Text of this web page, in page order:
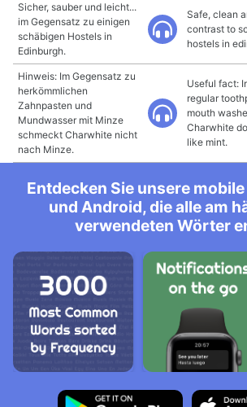
Sicher, sauber und leicht...
im Gegensatz zu einigen
schäbigen Hostels in
Edinburgh.
Safe, clean
contrast to
hostels in
Hinweis: Im Gegensatz zu
herkömmlichen
Zahnpasten und
Mundwasser mit Minze
schmeckt Charwhite nicht
nach Minze.
Useful fact:
regular
mouth
Charwhite
like mint.
Entdecken Sie unsere
und Android, die alle am
verwendeten Wörter